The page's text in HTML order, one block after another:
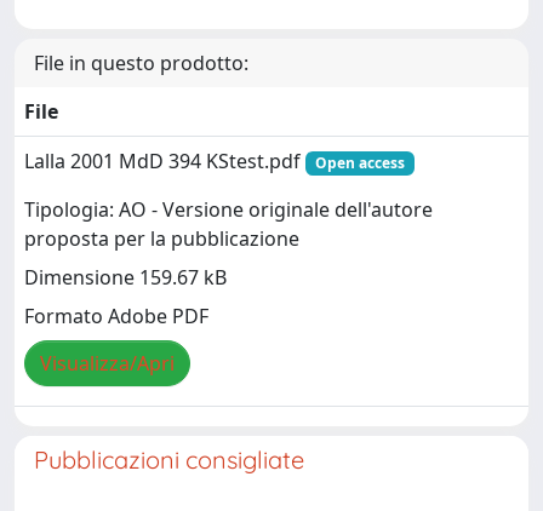
File in questo prodotto:
File
Lalla 2001 MdD 394 KStest.pdf
Open access
Tipologia: AO - Versione originale dell'autore
proposta per la pubblicazione
Dimensione 159.67 kB
Formato Adobe PDF
Visualizza/Apri
Pubblicazioni consigliate